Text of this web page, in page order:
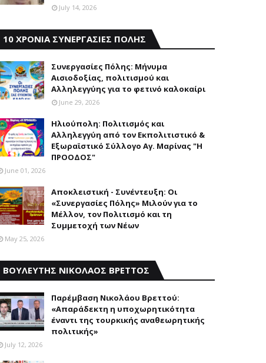
July 14, 2026
10 ΧΡΟΝΙΑ ΣΥΝΕΡΓΑΣΙΕΣ ΠΟΛΗΣ
Συνεργασίες Πόλης: Mήνυμα
Aισιοδοξίας, πολιτισμού και
Aλληλεγγύης για το φετινό καλοκαίρι
June 29, 2026
Ηλιούπολη: Πολιτισμός και
Aλληλεγγύη από τον Εκπολιτιστικό &
Εξωραϊστικό Σύλλογο Αγ. Μαρίνας "Η
ΠΡΟΟΔΟΣ"
June 01, 2026
Αποκλειστική - Συνέντευξη: Οι
«Συνεργασίες Πόλης» Μιλούν για το
Μέλλον, τον Πολιτισμό και τη
Συμμετοχή των Νέων
May 25, 2026
ΒΟΥΛΕΥΤΗΣ ΝΙΚΟΛΑΟΣ ΒΡΕΤΤΟΣ
Παρέμβαση Nικολάου Bρεττού:
«Aπαράδεκτη η υποχωρητικότητα
έναντι της τουρκικής αναθεωρητικής
πολιτικής»
July 12, 2026